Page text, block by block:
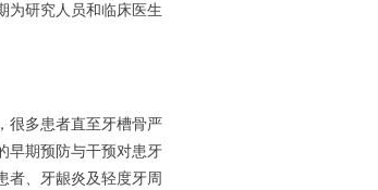
为研究人员和临床医生
很多患者直至牙槽骨严
早期预防与干预对患牙
者、牙龈炎及轻度牙周